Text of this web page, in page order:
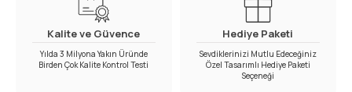
Kalite ve Güvence
Yılda 3 Milyona Yakın Üründe
Birden Çok Kalite Kontrol Testi
Hediye Paketi
Sevdiklerinizi Mutlu Edeceğiniz
Özel Tasarımlı Hediye Paketi
Seçeneği